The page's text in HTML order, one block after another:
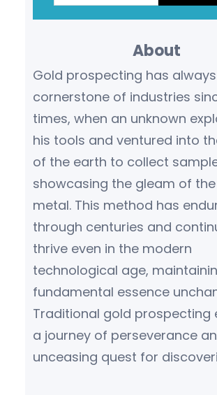
h
About
Gold prospecting has
cornerstone of industries
times, when an unknown
his tools and ventured into
of the earth to collect
showcasing the gleam of
metal. This method has
through centuries and
thrive even in the modern
technological age,
fundamental essence
Traditional gold prospecting
a journey of perseverance
unceasing quest for